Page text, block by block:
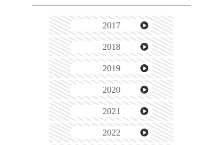
2017
2018
2019
2020
2021
2022